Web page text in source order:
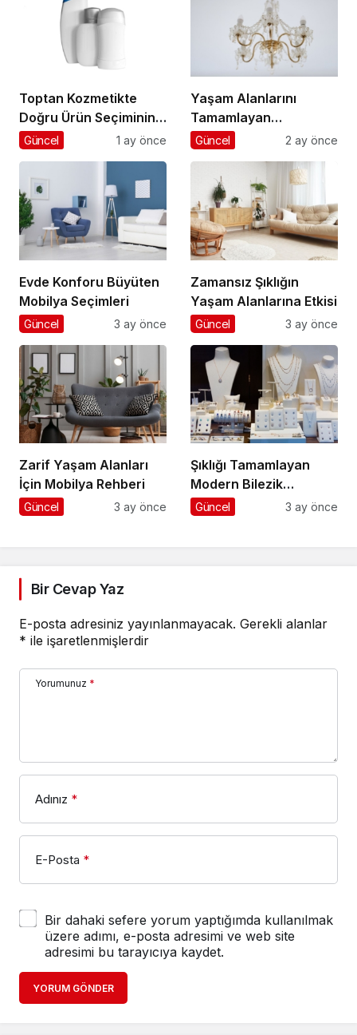
Toptan Kozmetikte
Doğru Ürün Seçiminin
Anahtarı
Güncel 1 ay önce
Yaşam Alanlarını
Tamamlayan
Aydınlatma Seçimleri
Güncel 2 ay önce
Evde Konforu Büyüten
Mobilya Seçimleri
Güncel 3 ay önce
Zamansız Şıklığın
Yaşam Alanlarına Etkisi
Güncel 3 ay önce
Zarif Yaşam Alanları
İçin Mobilya Rehberi
Güncel 3 ay önce
Şıklığı Tamamlayan
Modern Bilezik
Seçenekleri
Güncel 3 ay önce
Bir Cevap Yaz
E-posta adresiniz yayınlanmayacak. Gerekli alanlar
* ile işaretlenmişlerdir
Yorumunuz *
Adınız *
E-Posta *
Bir dahaki sefere yorum yaptığımda kullanılmak
üzere adımı, e-posta adresimi ve web site
adresimi bu tarayıcıya kaydet.
YORUM GÖNDER